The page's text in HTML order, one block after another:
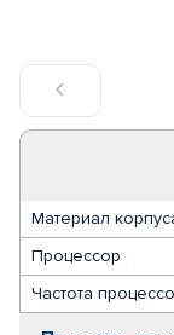
Материал
Процессор
Частота